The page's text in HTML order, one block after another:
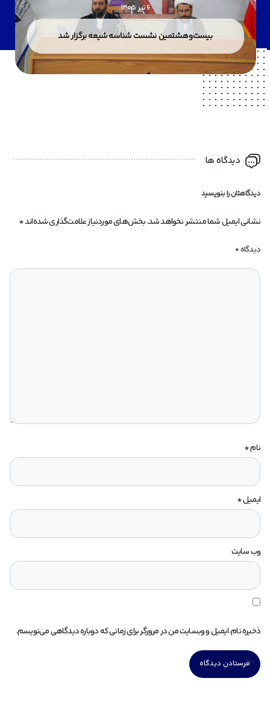
6 تیر 1405
بیست‌وهشتمین نشست شناسه شیعه برگزار شد
دیدگاه ها
دیدگاهتان را بنویسید
نشانی ایمیل شما منتشر نخواهد شد.بخش‌های موردنیاز علامت‌گذاری شده‌اند*
دیدگاه*
نام*
ایمیل*
وب‌ سایت
ذخیره نام، ایمیل و وبسایت من در مرورگر برای زمانی که دوباره دیدگاهی می‌نویسم.